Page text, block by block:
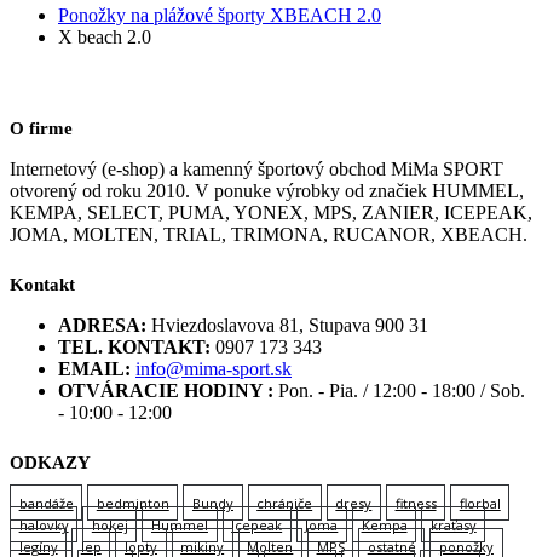
Ponožky na plážové športy XBEACH 2.0
X beach 2.0
O firme
Internetový (e-shop) a kamenný športový obchod MiMa SPORT
otvorený od roku 2010. V ponuke výrobky od značiek HUMMEL,
KEMPA, SELECT, PUMA, YONEX, MPS, ZANIER, ICEPEAK,
JOMA, MOLTEN, TRIAL, TRIMONA, RUCANOR, XBEACH.
Kontakt
ADRESA: Hviezdoslavova 81, Stupava 900 31
TEL. KONTAKT: 0907 173 343
EMAIL: info@mima-sport.sk
OTVÁRACIE HODINY : Pon. - Pia. / 12:00 - 18:00 / Sob.
- 10:00 - 12:00
ODKAZY
bandáže bedminton Bundy chrániče dresy fitness
florbal
halovky
hokej Hummel Icepeak Joma Kempa
kraťasy
legíny
lep lopty mikiny Molten MPS ostatné
ponožky